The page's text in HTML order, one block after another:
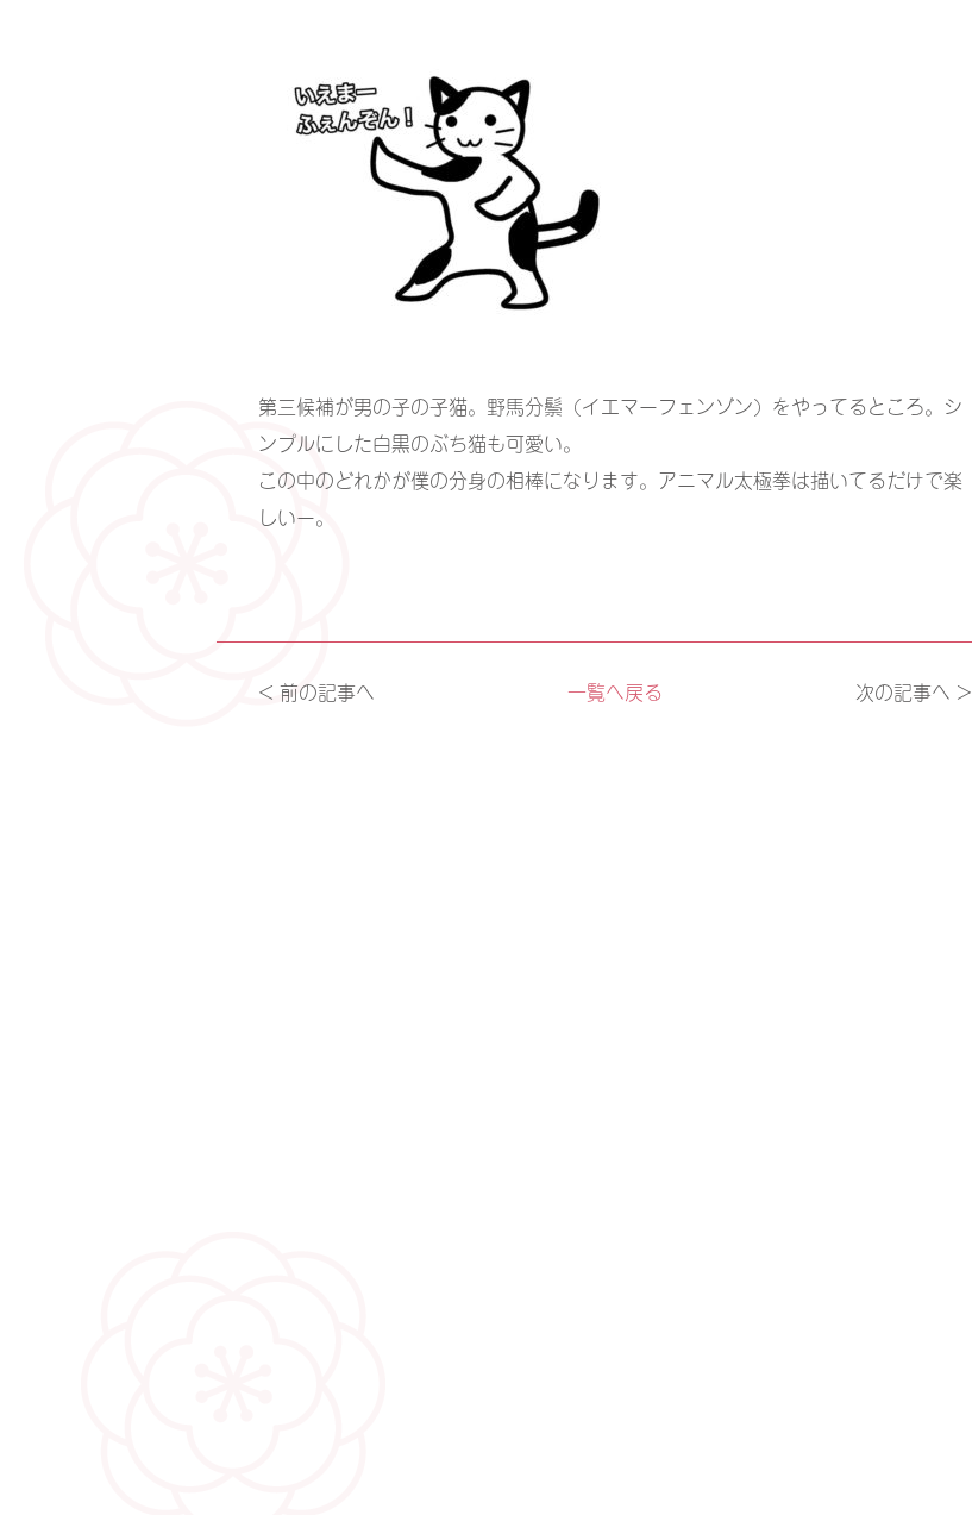
第三候補が男の子の子猫。野馬分鬃（イエマーフェンゾン）をやってるところ。シ
ンプルにした白黒のぶち猫も可愛い。
この中のどれかが僕の分身の相棒になります。アニマル太極拳は描いてるだけで楽
しいー。
< 前の記事へ 一覧へ戻る 次の記事へ >